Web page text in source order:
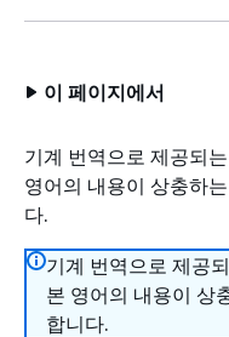
이 페이지에서
기계 번역으로 제공되
영어의 내용이 상충하
다.
기계 번역으로 제공
본 영어의 내용이 상
합니다.